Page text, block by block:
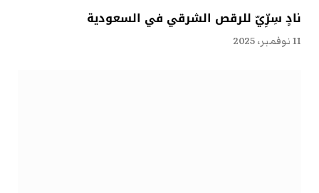
نادٍ سِرِّيّ للرقص الشرقي في السعودية
11 نوفمبر، 2025